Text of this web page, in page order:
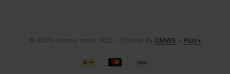
© 2026 Heems sinds 1822 - Theme By DMWS x Plus+